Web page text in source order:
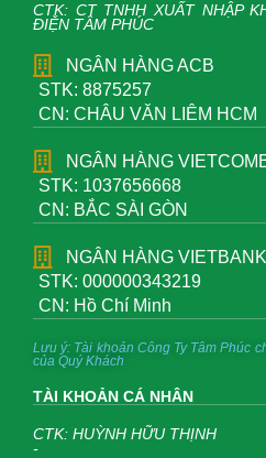
CTK: CT TNHH XUẤT NHẬP
ĐIỆN TÂM PHÚC
NGÂN HÀNG ACB
STK: 8875257
CN: CHÂU VĂN LIÊM HCM
NGÂN HÀNG
STK: 1037656668
CN: BẮC SÀI GÒN
NGÂN HÀNG VIETBANK
STK: 000000343219
CN: Hồ Chí Minh
Lưu ý: Tài khoản Công Ty Tâm Phúc
của Quý Khách
TÀI KHOẢN CÁ NHÂN
CTK: HUỲNH HỮU THỊNH
-